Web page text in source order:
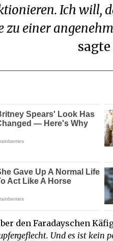
Ich will,
zu einer
sagte
den Faradayschen
Und es ist kein